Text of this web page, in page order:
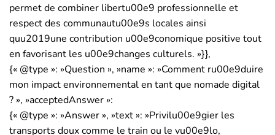
permet de combiner libertu00e9 professionnelle et
respect des communautu00e9s locales ainsi
quu2019une contribution u00e9conomique positive tout
en favorisant les u00e9changes culturels. »}},
{« @type »: »Question », »name »: »Comment ru00e9duire
mon impact environnemental en tant que nomade digital
? », »acceptedAnswer »:
{« @type »: »Answer », »text »: »Privilu00e9gier les
transports doux comme le train ou le vu00e9lo,